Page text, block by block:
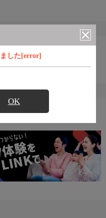
した[error]
OK